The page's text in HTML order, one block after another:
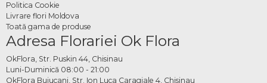
Politica Cookie
Livrare flori Moldova
Toată gama de produse
Adresa Florariei Ok Flora
OkFlora, Str. Puskin 44, Chisinau
Luni-Duminică 08:00 - 21:00
OkFlora Buiucani, Str. Ion Luca Caragiale 4, Chisinau